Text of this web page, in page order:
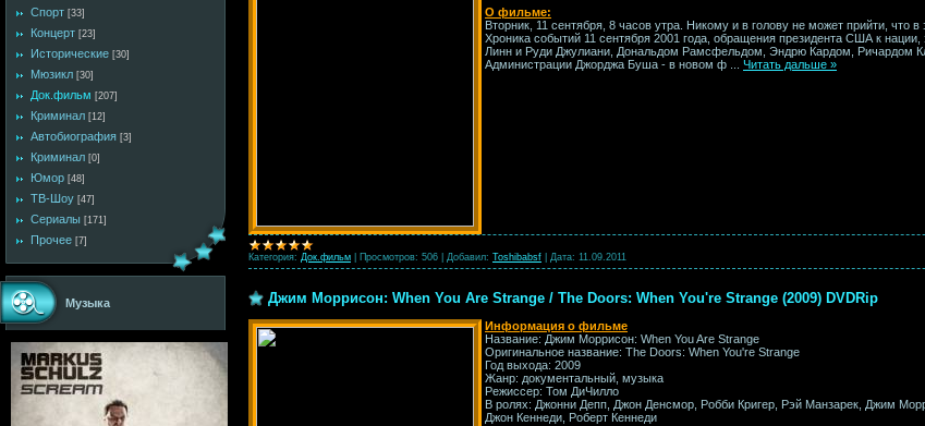
Спорт [33]
Концерт [23]
Исторические [30]
Мюзикл [30]
Док.фильм [207]
Криминал [12]
Автобиография [3]
Криминал [0]
Юмор [48]
ТВ-Шоу [47]
Сериалы [171]
Прочее [7]
Музыка
О фильме:
Вторник, 11 сентября, 8 часов утра. Никому и в голову не может прийти, что
Хроника событий 11 сентября 2001 года, обращения президента США к
Линн и Руди Джулиани, Дональдом Рамсфельдом, Эндрю Кардом, Ричардом
Администрации Джорджа Буша - в новом ф
Читать дальше »
Категория: Док.фильм Просмотров: 506 Добавил: Toshibabsf Дата: 11.09.2011
Джим Моррисон: When You Are Strange / The Doors: When You're Strange (2009) DVDRip
Информация о фильме
Название: Джим Моррисон: When You Are Strange
Оригинальное название: The Doors: When You're Strange
Год выхода: 2009
Жанр: документальный, музыка
Режиссер: Том ДиЧилло
В ролях: Джонни Депп, Джон Денсмор, Робби Кригер, Рэй Манзарек, Джим
Джон Кеннеди, Роберт Кеннеди